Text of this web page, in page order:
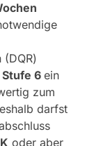
Stufe 6 ein
zum
darfst
oder aber